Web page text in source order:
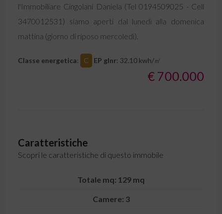
l'Immobiliare Cingolani Daniela (Tel 0194509025 - Cell
3470012531) siamo aperti dal lunedì alla domenica
mattina (giorno di riposo mercoledì).
Classe energetica: C EP glnr: 32.10 kwh/㎡
€ 700.000
Caratteristiche
Scopri le caratteristiche di questo immobile
Totale mq: 129 mq
Camere: 3